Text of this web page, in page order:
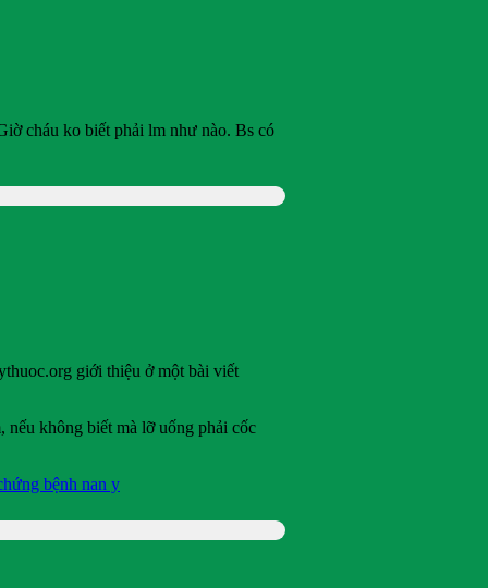
cháu ko biết phải lm như nào. Bs có
giới thiệu ở một bài viết
nếu không biết mà lỡ uống phải cốc
bệnh nan y